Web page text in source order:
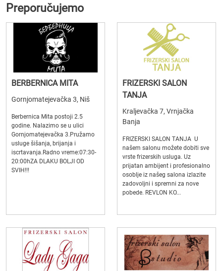
Preporučujemo
BERBERNICA MITA
Gornjomatejevačka 3, Niš
Berbernica Mita postoji 2.5
godine. Nalazimo se u ulici
Gornjomatejevačka 3.Pružamo
usluge šišanja, brijanja i
iscrtavanja.Radno vreme:07:30-
20:00hZA DLAKU BOLJI OD
SVIH!!!
FRIZERSKI SALON
TANJA
Kraljevačka 7, Vrnjačka
Banja
FRIZERSKI SALON TANJA U
našem salonu možete dobiti sve
vrste frizerskih usluga. Uz
prijatan ambijent i profesionalno
osoblje iz našeg salona izlazite
zadovoljni i spremni za nove
pobede. REVLON KO...